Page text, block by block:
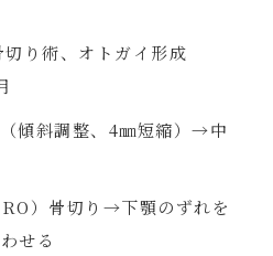
切り術、オトガイ形成
傾斜調整、4㎜短縮）→中
）骨切り→下顎のずれを
せる